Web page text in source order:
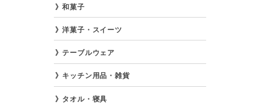
和菓子
洋菓子・スイーツ
テーブルウェア
キッチン用品・雑貨
タオル・寝具